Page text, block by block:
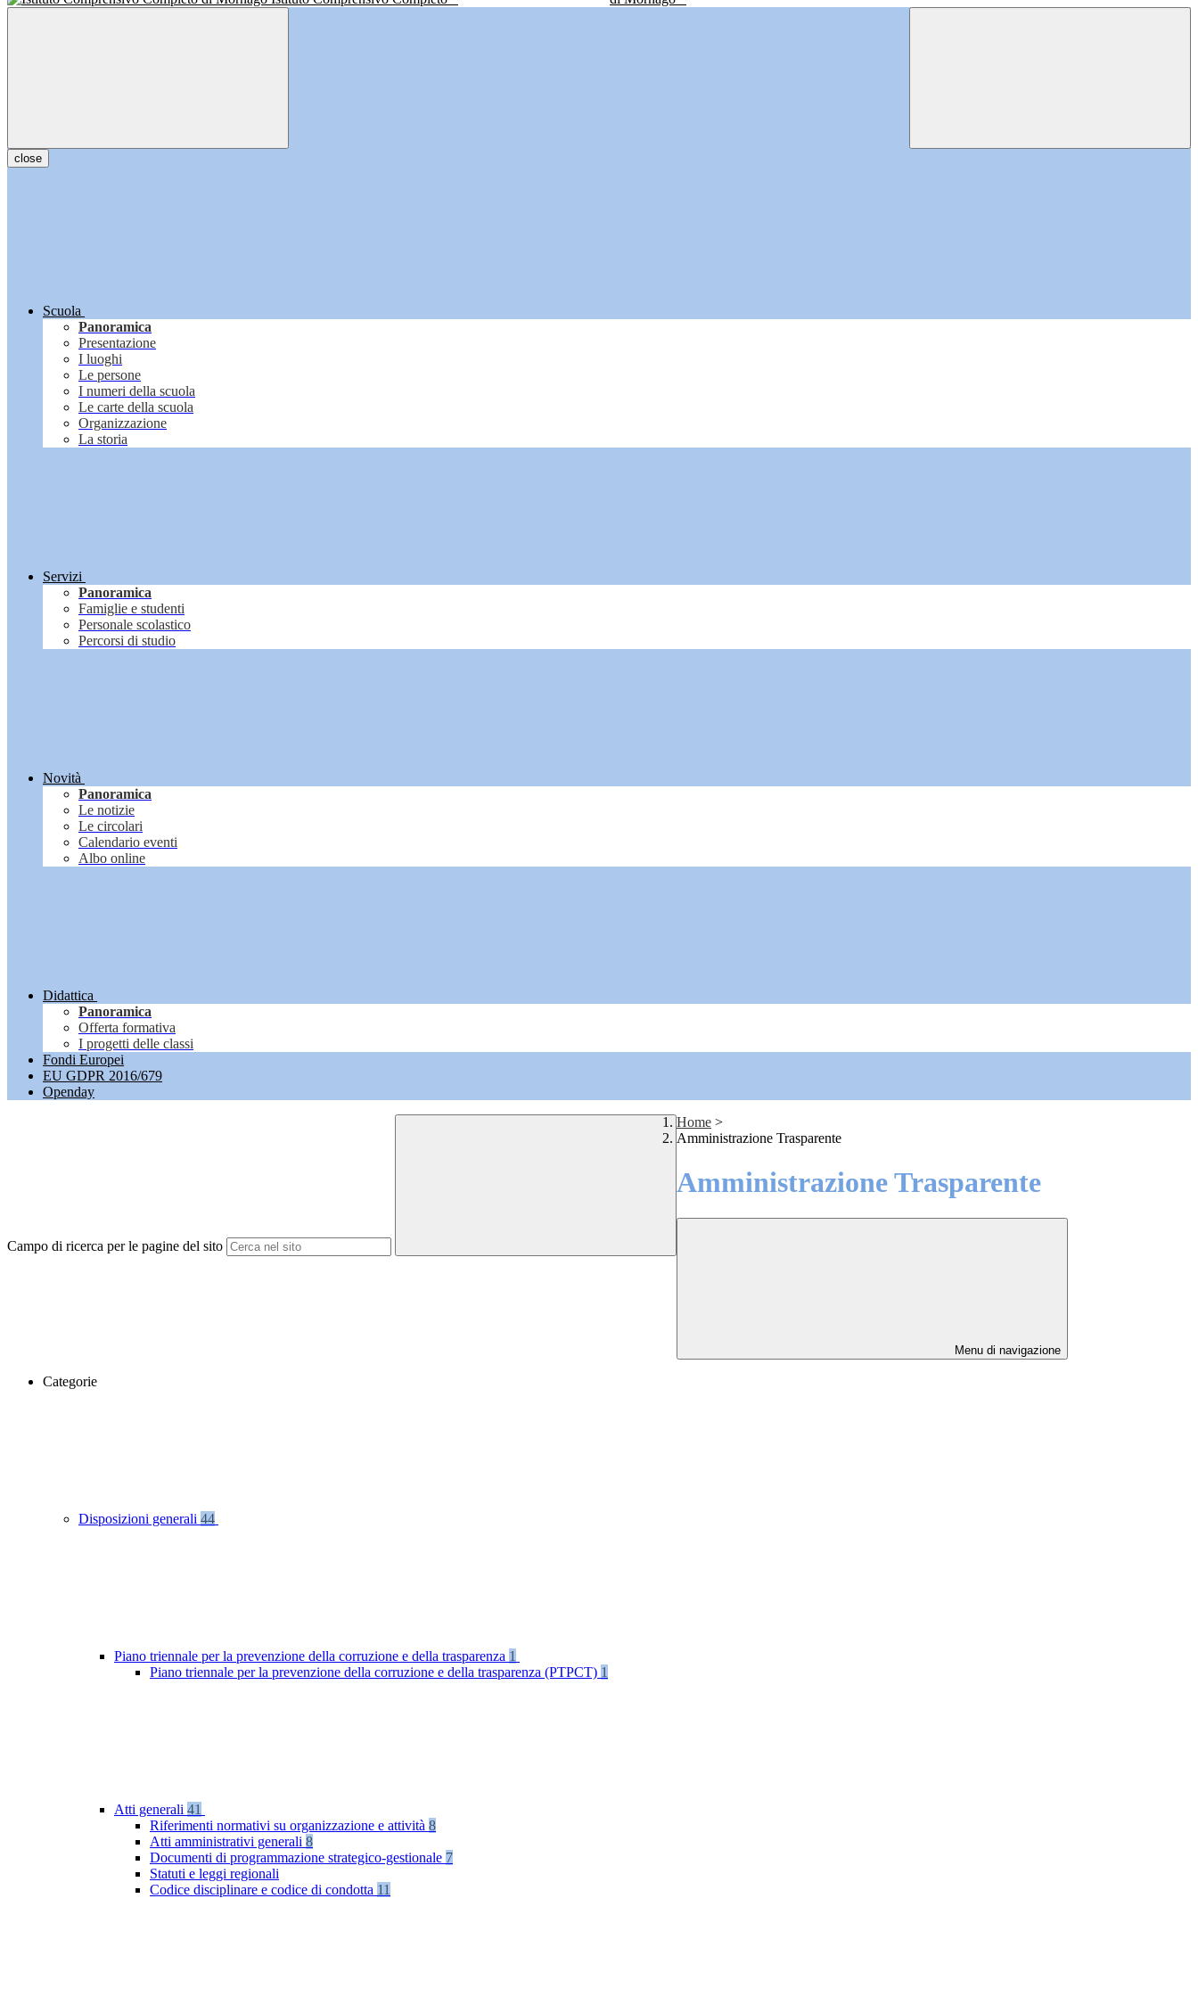
close
Scuola
Panoramica
Presentazione
I luoghi
Le persone
I numeri della scuola
Le carte della scuola
Organizzazione
La storia
Servizi
Panoramica
Famiglie e studenti
Personale scolastico
Percorsi di studio
Novità
Panoramica
Le notizie
Le circolari
Calendario eventi
Albo online
Didattica
Panoramica
Offerta formativa
I progetti delle classi
Fondi Europei
EU GDPR 2016/679
Openday
Campo di ricerca per le pagine del sito
Home >
Amministrazione Trasparente
Amministrazione Trasparente
Menu di navigazione
Categorie
Disposizioni generali 44
Piano triennale per la prevenzione della corruzione e della trasparenza 1
Piano triennale per la prevenzione della corruzione e della trasparenza (PTPCT) 1
Atti generali 41
Riferimenti normativi su organizzazione e attività 8
Atti amministrativi generali 8
Documenti di programmazione strategico-gestionale 7
Statuti e leggi regionali
Codice disciplinare e codice di condotta 11